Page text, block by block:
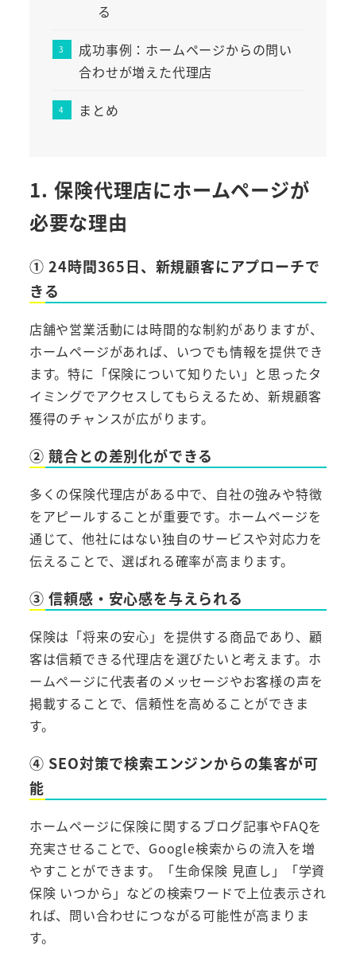
る
成功事例：ホームページからの問い
合わせが増えた代理店
まとめ
1. 保険代理店にホームページが
必要な理由
① 24時間365日、新規顧客にアプローチで
きる
店舗や営業活動には時間的な制約がありますが、
ホームページがあれば、いつでも情報を提供でき
ます。特に「保険について知りたい」と思ったタ
イミングでアクセスしてもらえるため、新規顧客
獲得のチャンスが広がります。
② 競合との差別化ができる
多くの保険代理店がある中で、自社の強みや特徴
をアピールすることが重要です。ホームページを
通じて、他社にはない独自のサービスや対応力を
伝えることで、選ばれる確率が高まります。
③ 信頼感・安心感を与えられる
保険は「将来の安心」を提供する商品であり、顧
客は信頼できる代理店を選びたいと考えます。ホ
ームページに代表者のメッセージやお客様の声を
掲載することで、信頼性を高めることができま
す。
④ SEO対策で検索エンジンからの集客が可
能
ホームページに保険に関するブログ記事やFAQを
充実させることで、Google検索からの流入を増
やすことができます。「生命保険 見直し」「学資
保険 いつから」などの検索ワードで上位表示され
れば、問い合わせにつながる可能性が高まりま
す。